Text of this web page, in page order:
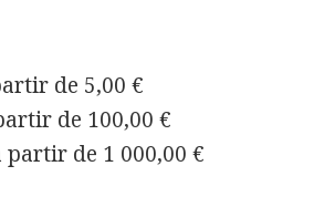
de 5,00 €
de 100,00 €
partir de 1 000,00 €